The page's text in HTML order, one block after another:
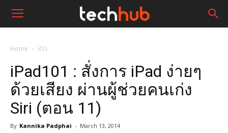
Home iOS
iPad101 : สั่งการ iPad ง่ายๆ
ด้วยเสียง ผ่านผู้ช่วยคนเก่ง
Siri (ตอน 11)
By Kannika Padphai - March 13, 2014